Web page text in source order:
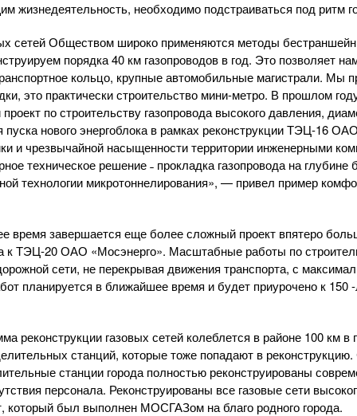
жизнедеятельность, необходимо подстраиваться под ритм
сетей Обществом широко применяются методы
порядка 40 км газопроводов в год. Это позволяет
кольцо, крупные автомобильные магистрали. Мы
это практически строительство мини-метро. В прошлом
по строительству газопровода высокого давления,
нового энергоблока в рамках реконструкцииТЭЦ-16ОАО
и чрезвычайной насыщенности территории инженерными
техническое решение ˗ прокладка газопровода на
технологии микротоннелирования», — привел пример
время завершается еще более сложный проект впятеро
кТЭЦ-20ОАО «Мосэнерго». Масштабные работы по
сети, не перекрывая движения транспорта, с
планируется в ближайшее время и будет приурочено к 150 -
реконструкции газовых сетей колеблется в районе 100 км в
станций, которые тоже попадают в
станции города полностью реконструированы
персонала. Реконструированы все газовые сети
который был выполнен МОСГАЗом на благо родного города.